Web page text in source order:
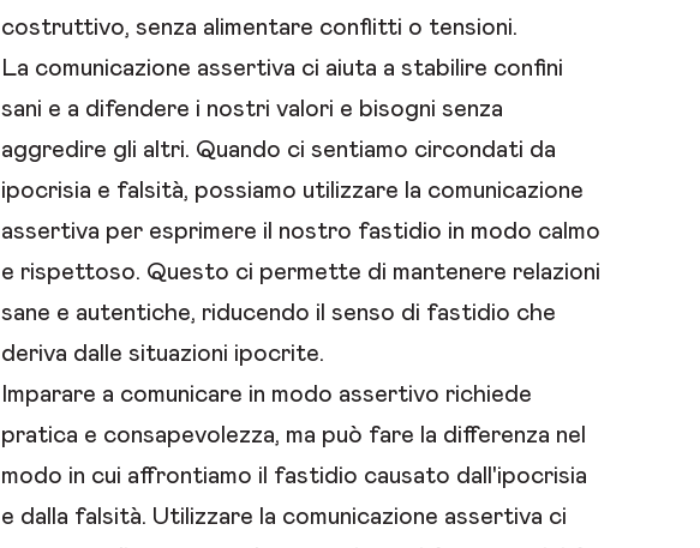
costruttivo, senza alimentare conflitti o tensioni.
La comunicazione assertiva ci aiuta a stabilire confini
sani e a difendere i nostri valori e bisogni senza
aggredire gli altri. Quando ci sentiamo circondati da
ipocrisia e falsità, possiamo utilizzare la comunicazione
assertiva per esprimere il nostro fastidio in modo calmo
e rispettoso. Questo ci permette di mantenere relazioni
sane e autentiche, riducendo il senso di fastidio che
deriva dalle situazioni ipocrite.
Imparare a comunicare in modo assertivo richiede
pratica e consapevolezza, ma può fare la differenza nel
modo in cui affrontiamo il fastidio causato dall'ipocrisia
e dalla falsità. Utilizzare la comunicazione assertiva ci